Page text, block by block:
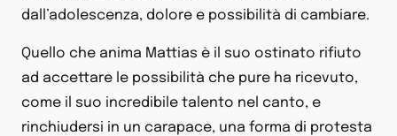
dall’adolescenza, dolore e possibilità di cambiare.
Quello che anima Mattias è il suo ostinato rifiuto
ad accettare le possibilità che pure ha ricevuto,
come il suo incredibile talento nel canto, e
rinchiudersi in un carapace, una forma di protesta